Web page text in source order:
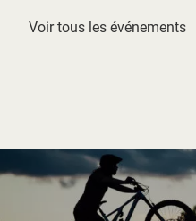
Voir tous les événements